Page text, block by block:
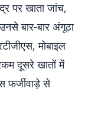
पर खाता जांच,
बार-बार अंगूठा
मोबाइल
दूसरे खातों में
फर्जीवाड़े से